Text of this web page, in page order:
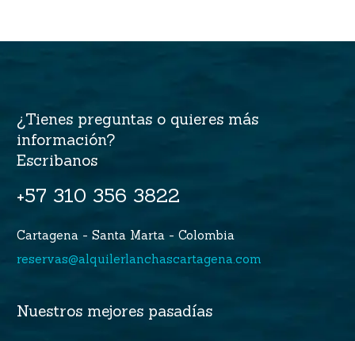
¿Tienes preguntas o quieres más
información?
Escribanos
+57 310 356 3822
Cartagena - Santa Marta - Colombia
reservas@alquilerlanchascartagena.com
Nuestros mejores pasadías